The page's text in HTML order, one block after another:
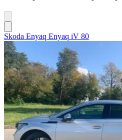
Skoda Enyaq Enyaq iV 80